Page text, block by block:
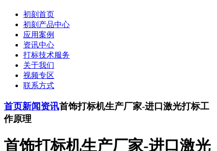
初刻首页
初刻产品中心
应用案例
资讯中心
打标技术服务
关于我们
视频专区
联系方式
首页新闻资讯首饰打标机生产厂家-进口激光打标工
作原理
首饰打标机生产厂家-进口激光